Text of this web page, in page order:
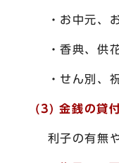
・お中元、
・香典、供
・せん別、
(3) 金銭の貸
利子の有無